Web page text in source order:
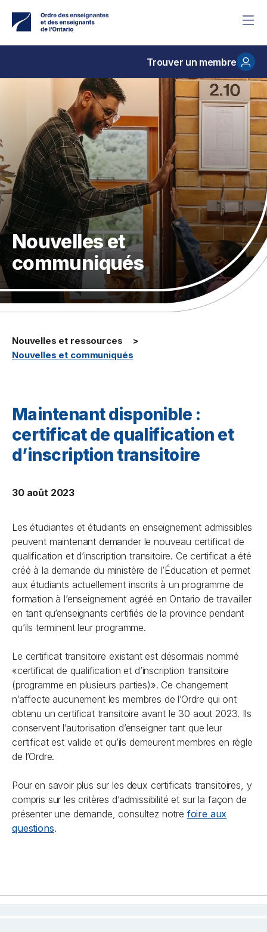
contenu
Trouver un membre
Nouvelles et
communiqués
Nouvelles et ressources
Nouvelles et communiqués
Maintenant disponible :
certificat de qualification et
d’inscription transitoire
30 août 2023
Les étudiantes et étudiants en enseignement admissibles
peuvent maintenant demander le nouveau certificat de
qualification et d’inscription transitoire. Ce certificat a été
créé à la demande du ministère de l’Éducation et permet
aux étudiants actuellement inscrits à un programme de
formation à l’enseignement agréé en Ontario de travailler
en tant qu’enseignants certifiés de la province pendant
qu’ils terminent leur programme.
Le certificat transitoire existant est désormais nommé
«certificat de qualification et d’inscription transitoire
(programme en plusieurs parties)». Ce changement
n’affecte aucunement les membres de l’Ordre qui ont
obtenu un certificat transitoire avant le 30 aout 2023. Ils
conservent l’autorisation d’enseigner tant que leur
certificat est valide et qu’ils demeurent membres en règle
de l’Ordre.
Pour en savoir plus sur les deux certificats transitoires, y
compris sur les critères d’admissibilité et sur la façon de
présenter une demande, consultez notre foire aux
questions.